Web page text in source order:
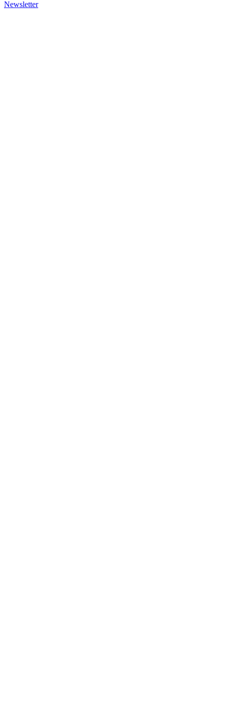
Newsletter